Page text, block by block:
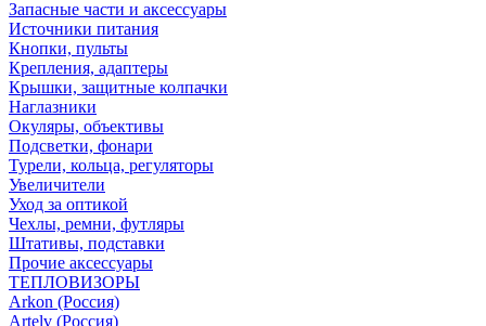
Запасные части и аксессуары
Источники питания
Кнопки, пульты
Крепления, адаптеры
Крышки, защитные колпачки
Наглазники
Окуляры, объективы
Подсветки, фонари
Турели, кольца, регуляторы
Увеличители
Уход за оптикой
Чехлы, ремни, футляры
Штативы, подставки
Прочие аксессуары
ТЕПЛОВИЗОРЫ
Arkon (Россия)
Artelv (Россия)